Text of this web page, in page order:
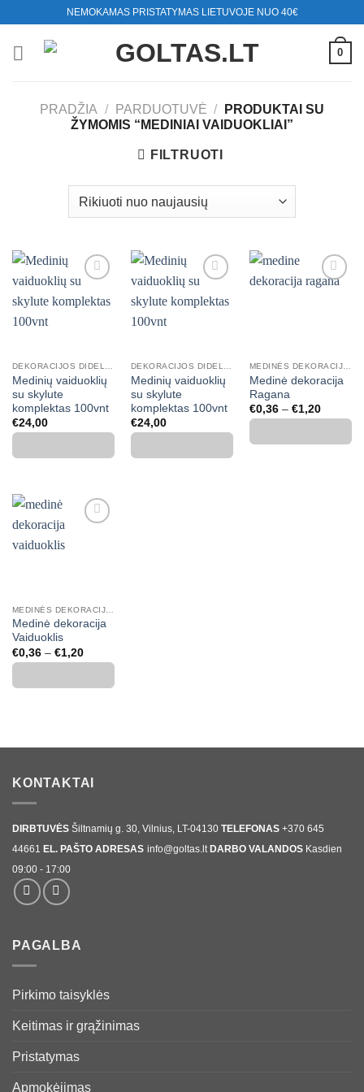
content
NEMOKAMAS PRISTATYMAS LIETUVOJE NUO 40€
0
PRADŽIA / PARDUOTUVĖ /
PRODUKTAI SU
ŽYMOMIS “MEDINIAI VAIDUOKLIAI”
FILTRUOTI
Mėgstamiausias
Medinių vaiduoklių
su skylute
komplektas 100vnt
€24,00
Mėgstamiausias
Medinių vaiduoklių
su skylute
komplektas 100vnt
€24,00
Medinė dekoracija
Ragana
€0,36 – €1,20Price
range:
through
Medinė dekoracija
Vaiduoklis
€0,36 – €1,20Price
range:
through
KONTAKTAI
DIRBTUVĖS Šiltnamių g. 30, Vilnius, LT-04130 TELEFONAS +370 645
44661 EL. PAŠTO ADRESAS info@goltas.lt DARBO VALANDOS Kasdien
09:00 - 17:00
PAGALBA
Pirkimo taisyklės
Keitimas ir grąžinimas
Pristatymas
Apmokėjimas